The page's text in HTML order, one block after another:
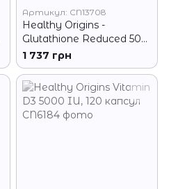
Артикул: CN13708
Healthy Origins -
Glutathione Reduced 500
mg, 60 вегакапсул
1 737 грн